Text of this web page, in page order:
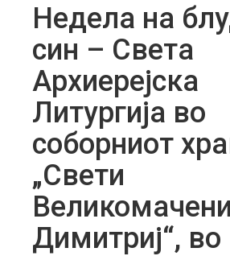
Недела на
син – Света
Архиерејска
Литургија во
соборниот
„Свети
Димитриј“,